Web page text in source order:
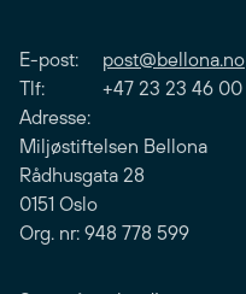
E-post: post@bellona.no
Tlf: +47 23 23 46 00
Adresse:
Miljøstiftelsen Bellona
Rådhusgata 28
0151 Oslo
Org. nr: 948 778 599